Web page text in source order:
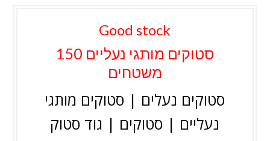
Good stock
סטוקים מותגי נעליים 150
משטחים
סטוקים נעלים | סטוקים מותגי
נעליים | סטוקים | גוד סטוק